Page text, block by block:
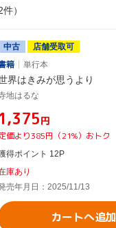
）
中古
店舗受取可
籍
単行本
界はきみが思うより
地はるな
円
価より385円（21%）おトク
得ポイント 12P
庫あり
売年月日：2025/11/13
カートへ追加